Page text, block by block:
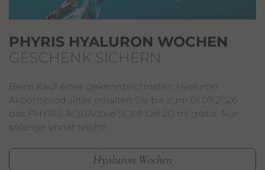
PHYRIS HYALURON WOCHEN
GESCHENK SICHERN
Beim Kauf eines gekennzeichneten Hyaluron
Aktionsproduktes erhalten Sie bis zum 01.09.2026
das PHYRIS AQUActive SOMI Gel 20 ml gratis. Nur
solange Vorrat reicht!
Hyaluron Wochen